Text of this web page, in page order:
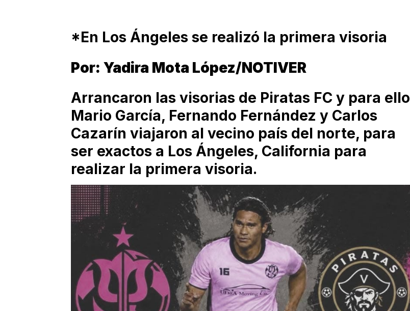
*En Los Ángeles se realizó la primera visoria
Por: Yadira Mota López/NOTIVER
Arrancaron las visorias de Piratas FC y para ello
Mario García, Fernando Fernández y Carlos
Cazarín viajaron al vecino país del norte, para
ser exactos a Los Ángeles, California para
realizar la primera visoria.